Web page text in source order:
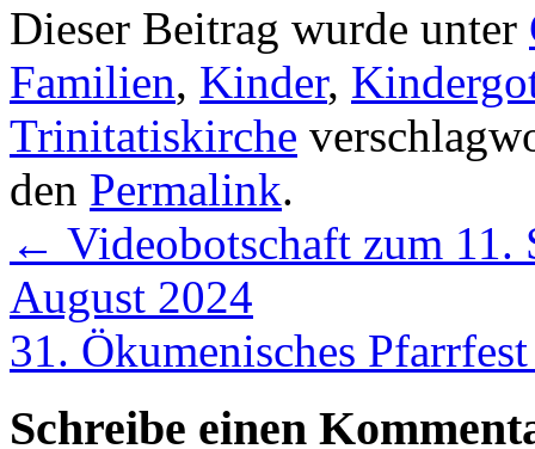
Dieser Beitrag wurde unter
Familien, Kinder,
Trinitatiskirche
den Permalink.
← Videobotschaft zum 11.
August 2024
31. Ökumenisches
Schreibe einen